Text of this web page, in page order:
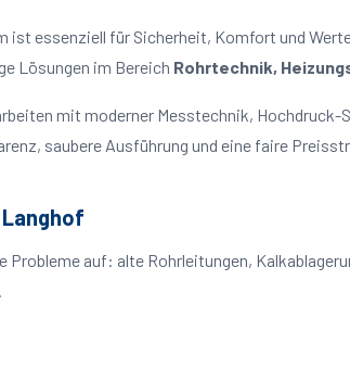
ist essenziell für Sicherheit, Komfort und
Lösungen im Bereich Rohrtechnik,
mit moderner Messtechnik,
saubere Ausführung und eine faire
Probleme auf: alte Rohrleitungen,